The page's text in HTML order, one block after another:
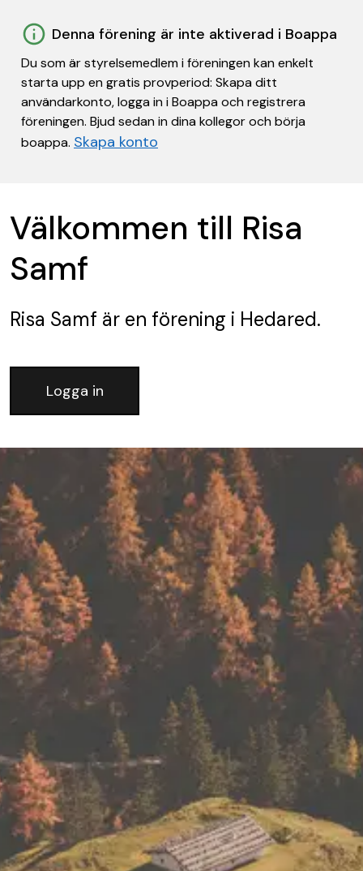
Denna förening är inte aktiverad i Boappa
Du som är styrelsemedlem i föreningen kan enkelt
starta upp en gratis provperiod: Skapa ditt
användarkonto, logga in i Boappa och registrera
föreningen. Bjud sedan in dina kollegor och börja
boappa. Skapa konto
Välkommen till Risa
Samf
Risa Samf är en förening i Hedared.
Logga in